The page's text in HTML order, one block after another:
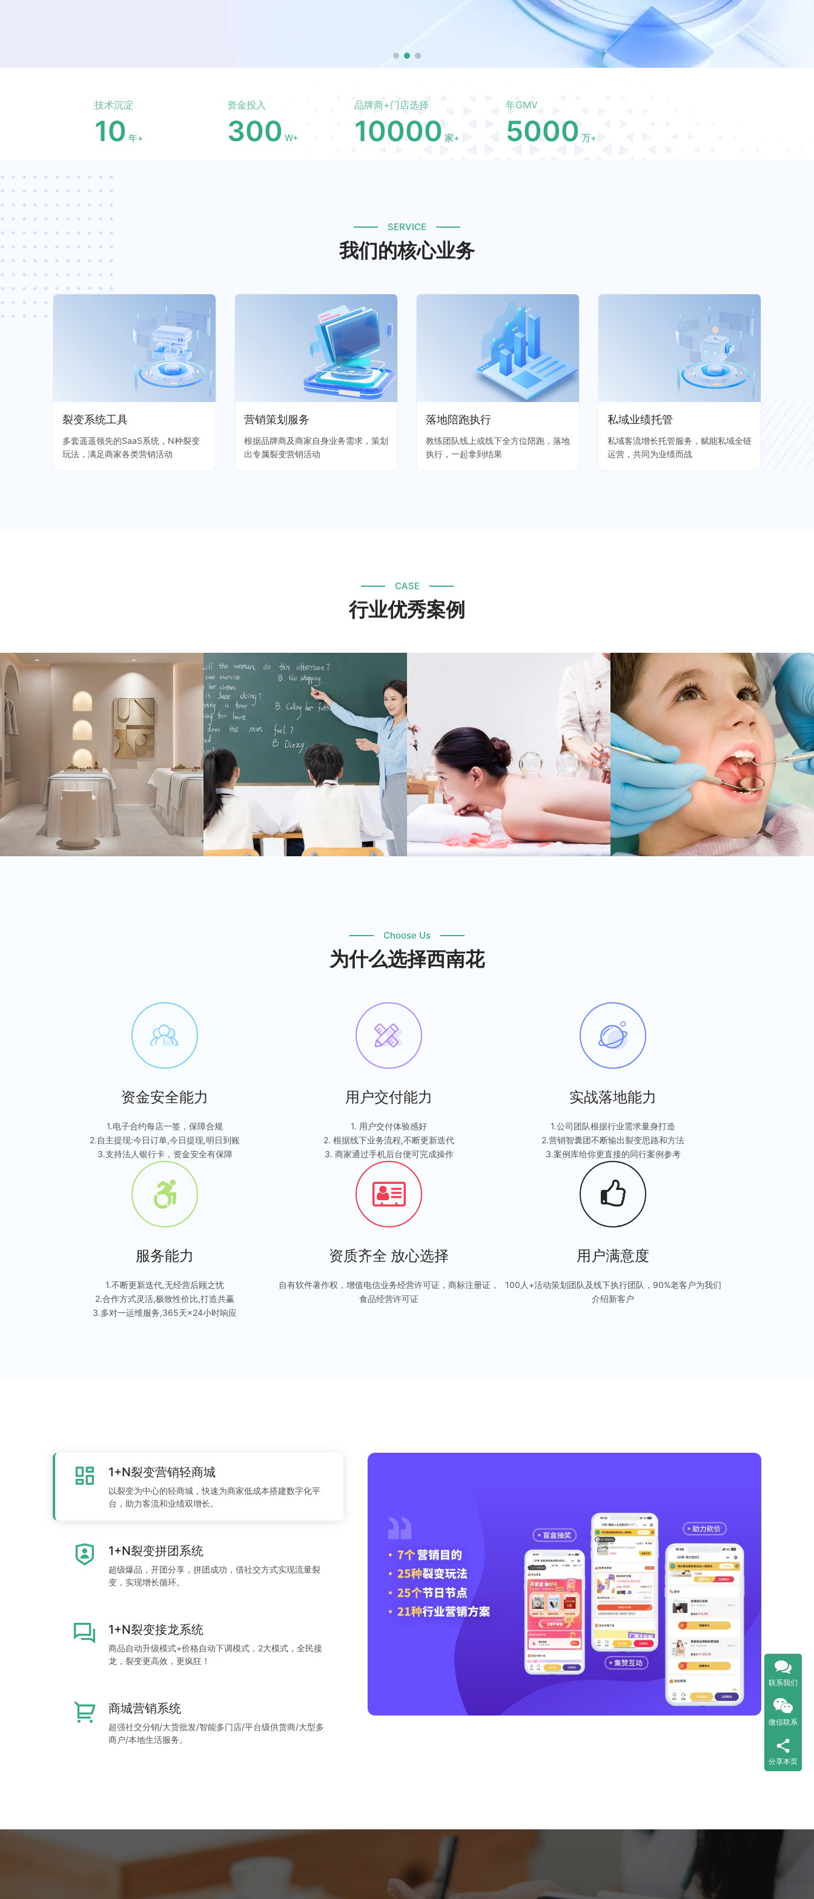
技术沉淀
10 年+
资金投入
300 W+
品牌商+门店选择
10000 家+
年GMV
5000 万+
我们的核心业务
SERVICE
裂变系统工具
多套遥遥领先的SaaS系统，N种裂变
玩法，满足商家各类营销活动
营销策划服务
根据品牌商及商家自身业务需求，策划
出专属裂变营销活动
落地陪跑执行
教练团队线上或线下全方位陪跑，落地
执行，一起拿到结果
私域业绩托管
私域客流增长托管服务，赋能私域全链
运营，共同为业绩而战
行业优秀案例
CASE
为什么选择西南花
Choose Us
资金安全能力
1.电子合约每店一签，保障合规
2.自主提现:今日订单,今日提现,明日到账
3.支持法人银行卡，资金安全有保障
用户交付能力
1. 用户交付体验感好
2. 根据线下业务流程,不断更新迭代
3. 商家通过手机后台便可完成操作
实战落地能力
1.公司团队根据行业需求量身打造
2.营销智囊团不断输出裂变思路和方法
3.案例库给你更直接的同行案例参考
服务能力
1.不断更新迭代,无经营后顾之忧
2.合作方式灵活,极致性价比,打造共赢
3.多对一运维服务,365天×24小时响应
资质齐全 放心选择
自有软件著作权，增值电信业务经营许可证，商标注册证，
食品经营许可证
用户满意度
100人+活动策划团队及线下执行团队，90%老客户为我们
介绍新客户
1+N裂变营销轻商城
以裂变为中心的轻商城，快速为商家低成本搭建数字化平
台，助力客流和业绩双增长。
1+N裂变拼团系统
超级爆品，开团分享，拼团成功，借社交方式实现流量裂
变，实现增长循环。
1+N裂变接龙系统
商品自动升级模式+价格自动下调模式，2大模式，全民接
龙，裂变更高效，更疯狂！
商城营销系统
超强社交分销/大货批发/智能多门店/平台级供货商/大型多
商户/本地生活服务。
联系我们
微信联系
分享本页